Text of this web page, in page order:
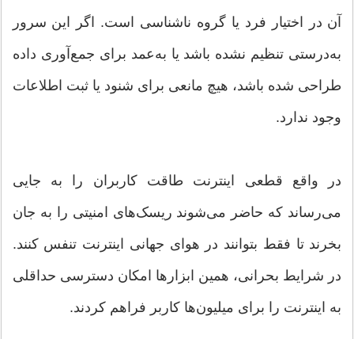
آن در اختیار فرد یا گروه ناشناسی است. اگر این سرور
به‌درستی تنظیم نشده باشد یا به‌عمد برای جمع‌آوری داده
طراحی شده باشد، هیچ مانعی برای شنود یا ثبت اطلاعات
وجود ندارد.
در واقع قطعی اینترنت طاقت کاربران را به جایی
می‌رساند که حاضر می‌شوند ریسک‌های امنیتی را به جان
بخرند تا فقط بتوانند در هوای جهانی اینترنت تنفس کنند.
در شرایط بحرانی، همین ابزارها امکان دسترسی حداقلی
به اینترنت را برای میلیون‌ها کاربر فراهم کردند.